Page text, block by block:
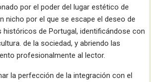
por el poder del lugar estético de
nicho por el que se escape el deseo de
de Portugal, identificándose con
de la sociedad, y abriendo las
profesionalmente al lector.
la perfección de la integración con el